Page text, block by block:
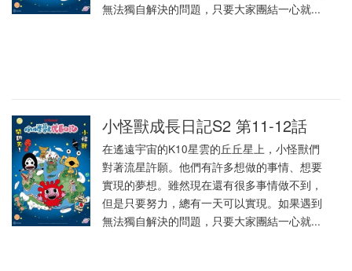
無法獨自解決的問題，只要大家團結一心就...
小怪獸成長日記S2 第11-12話
在遙遠宇宙的K10星雲的丘丘星上，小怪獸們
對著流星許願。他們有許多想做的事情、想要
實現的夢想。雖然現在還有很多事情做不到，
但是只要努力，總有一天可以實現。如果遇到
無法獨自解決的問題，只要大家團結一心就...